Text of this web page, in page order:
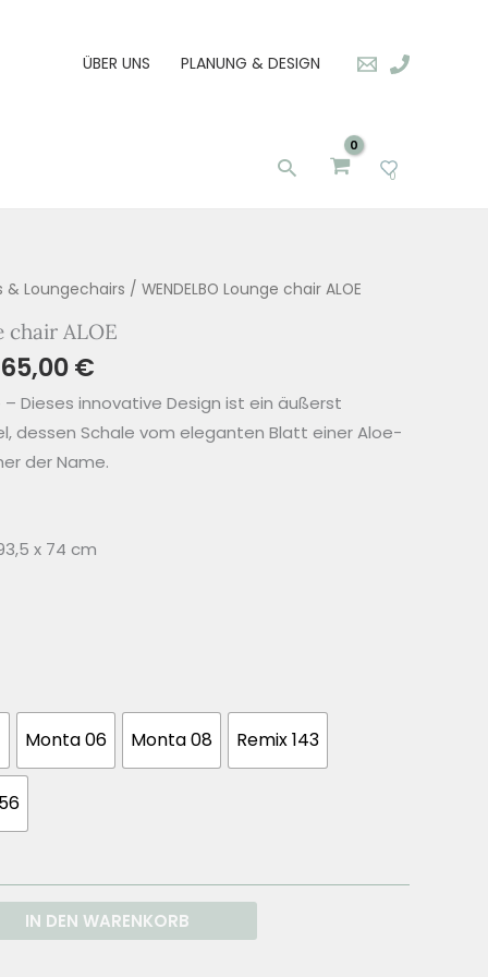
ÜBER UNS PLANUNG & DESIGN
Suchen 0
& Loungechairs / WENDELBO Lounge chair ALOE
chair ALOE
€
– Dieses innovative Design ist ein äußerst
dessen Schale vom eleganten Blatt einer Aloe-
der Name.
x 74 cm
Monta 06 Monta 08 Remix 143
IN DEN WARENKORB